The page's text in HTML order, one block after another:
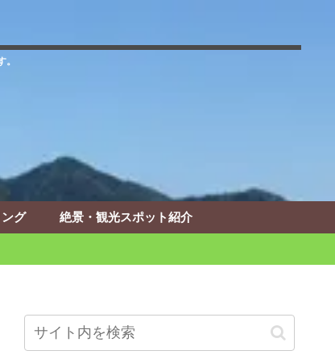
グ 絶景・観光スポット紹介